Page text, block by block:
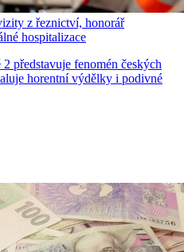
z řeznictví, honorář
hospitalizace
představuje fenomén českých
horentní výdělky i podivné